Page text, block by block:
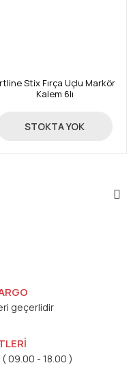
Stix Fırça Uçlu Markör
Kalem 6lı
138,00 TL
STOKTA YOK
geçerlidir
09.00 - 18.00 )